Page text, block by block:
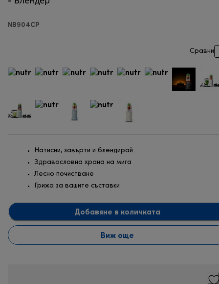
NB904CP
Сравни
Натисни, завърти и блендирай
Здравословна храна на мига
Лесно почистване
Грижа за вашите съставки
Добавяне в количката
Виж още